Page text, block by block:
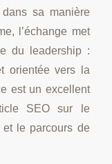
dans sa manière
l’échange met
du leadership :
orientée vers la
est un excellent
SEO sur le
et le parcours de